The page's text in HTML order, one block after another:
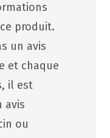
produit.
un avis
et chaque
il est
avis
ou